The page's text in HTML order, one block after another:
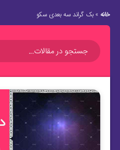
خانه »بک گراند سه بعدی سکو